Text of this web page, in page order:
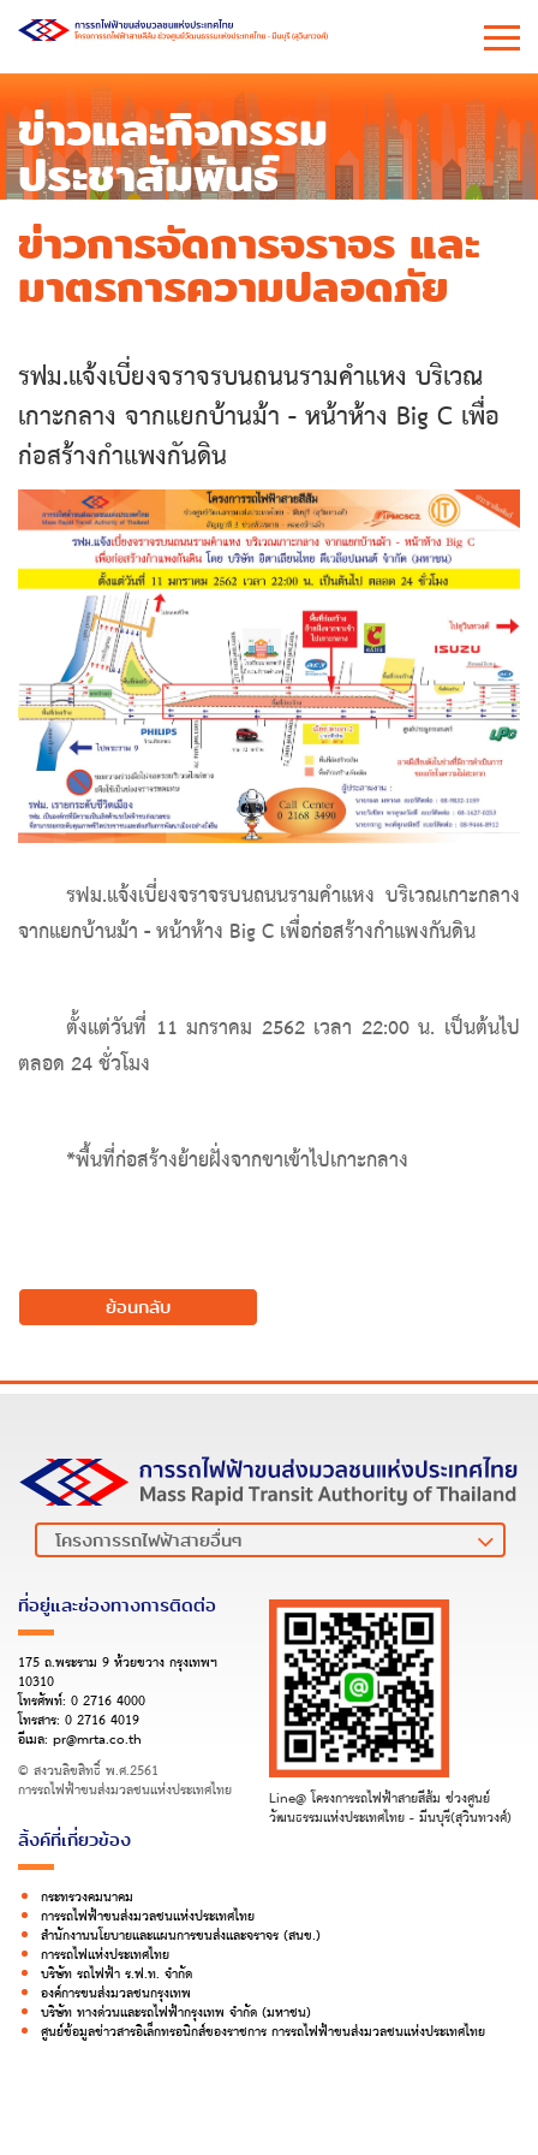
ข่าวและกิจกรรม
ประชาสัมพันธ์
ข่าวการจัดการจราจร และ
มาตรการความปลอดภัย
รฟม.แจ้งเบี่ยงจราจรบนถนนรามคำแหง บริเวณ
เกาะกลาง จากแยกบ้านม้า - หน้าห้าง Big C เพื่อ
ก่อสร้างกำแพงกันดิน
รฟม.แจ้งเบี่ยงจราจรบนถนนรามคำแหง บริเวณเกาะกลาง
จากแยกบ้านม้า - หน้าห้าง Big C เพื่อก่อสร้างกำแพงกันดิน
ตั้งแต่วันที่ 11 มกราคม 2562 เวลา 22:00 น. เป็นต้นไป
ตลอด 24 ชั่วโมง
*พื้นที่ก่อสร้างย้ายฝั่งจากขาเข้าไปเกาะกลาง
ย้อนกลับ
ที่อยู่และช่องทางการติดต่อ
175 ถ.พระราม 9 ห้วยขวาง กรุงเทพฯ
10310
โทรศัพท์: 0 2716 4000
โทรสาร: 0 2716 4019
อีเมล: pr@mrta.co.th
© สงวนลิขสิทธิ์ พ.ศ.2561
การรถไฟฟ้าขนส่งมวลชนแห่งประเทศไทย Line@ โครงการรถไฟฟ้าสายสีส้ม ช่วงศูนย์
วัฒนธรรมแห่งประเทศไทย - มีนบุรี(สุวินทวงศ์)
ลิ้งค์ที่เกี่ยวข้อง
กระทรวงคมนาคม
การรถไฟฟ้าขนส่งมวลชนแห่งประเทศไทย
สำนักงานนโยบายและแผนการขนส่งและจราจร (สนข.)
การรถไฟแห่งประเทศไทย
บริษัท รถไฟฟ้า ร.ฟ.ท. จำกัด
องค์การขนส่งมวลชนกรุงเทพ
บริษัท ทางด่วนและรถไฟฟ้ากรุงเทพ จำกัด (มหาชน)
ศูนย์ข้อมูลข่าวสารอิเล็กทรอนิกส์ของราชการ การรถไฟฟ้าขนส่งมวลชนแห่งประเทศไทย